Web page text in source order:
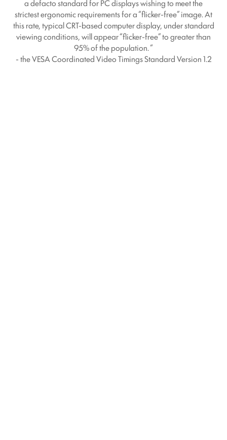
a defacto standard for PC displays wishing to meet the
strictest ergonomic requirements for a “flicker-free” image. At
this rate, typical CRT-based computer display, under standard
viewing conditions, will appear “flicker-free” to greater than
95% of the population. “
- the VESA Coordinated Video Timings Standard Version 1.2